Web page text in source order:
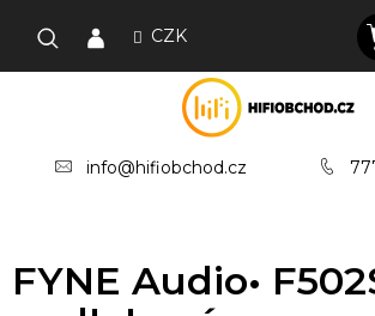
CZK
info@hifiobchod.cz
FYNE Audio•